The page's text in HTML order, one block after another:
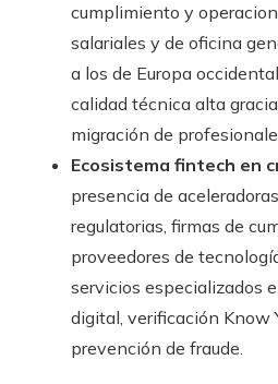
cumplimiento y
salariales y de oficina
a los de Europa
calidad técnica alta
migración de
Ecosistema fintech en
presencia de
regulatorias, firmas de
proveedores de
servicios especializados
digital, verificación Know
prevención de fraude.